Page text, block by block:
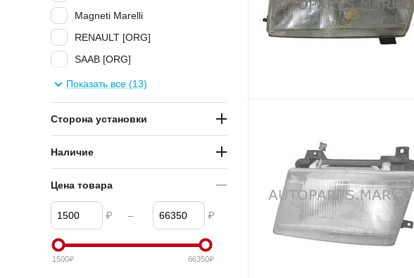
Magneti Marelli
RENAULT [ORG]
SAAB [ORG]
TYC
VAG
VALEO
Показать все (13)
Сторона установки
Наличие
Цена товара
₽ – ₽
1500₽ 66350₽